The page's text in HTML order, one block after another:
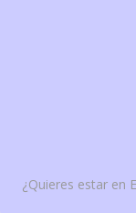
¿Quieres estar en